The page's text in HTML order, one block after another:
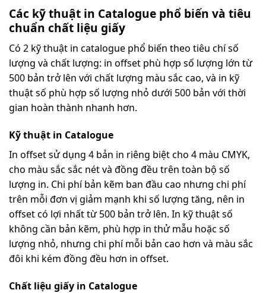
Các kỹ thuật in Catalogue phổ biến và tiêu
chuẩn chất liệu giấy
Có 2 kỹ thuật in catalogue phổ biến theo tiêu chí số
lượng và chất lượng: in offset phù hợp số lượng lớn từ
500 bản trở lên với chất lượng màu sắc cao, và in kỹ
thuật số phù hợp số lượng nhỏ dưới 500 bản với thời
gian hoàn thành nhanh hơn.
Kỹ thuật in Catalogue
In offset sử dụng 4 bản in riêng biệt cho 4 màu CMYK,
cho màu sắc sắc nét và đồng đều trên toàn bộ số
lượng in. Chi phí bản kẽm ban đầu cao nhưng chi phí
trên mỗi đơn vị giảm mạnh khi số lượng tăng, nên in
offset có lợi nhất từ 500 bản trở lên. In kỹ thuật số
không cần bản kẽm, phù hợp in thử mẫu hoặc số
lượng nhỏ, nhưng chi phí mỗi bản cao hơn và màu sắc
đôi khi kém đồng đều hơn in offset.
Chất liệu giấy in Catalogue